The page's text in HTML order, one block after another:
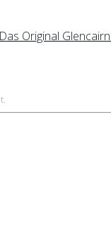
Original